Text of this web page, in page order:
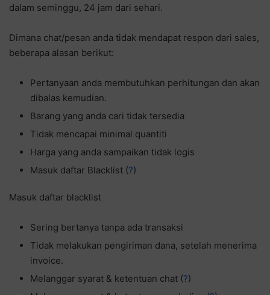
dalam seminggu, 24 jam dari sehari.
Dimana chat/pesan anda tidak mendapat respon dari sales,
beberapa alasan berikut:
Pertanyaan anda membutuhkan perhitungan dan akan
dibalas kemudian.
Barang yang anda cari tidak tersedia
Tidak mencapai minimal quantiti
Harga yang anda sampaikan tidak logis
Masuk daftar Blacklist (?)
Masuk daftar blacklist
Sering bertanya tanpa ada transaksi
Tidak melakukan pengiriman dana, setelah menerima
invoice.
Melanggar syarat & ketentuan chat (?)